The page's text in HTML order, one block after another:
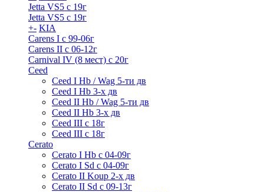
Jetta VS5 с 19г
Jetta VS5 с 19г
+- KIA
Carens I c 99-06г
Carens II c 06-12г
Carnival IV (8 мест) с 20г
Ceed
Ceed I Hb / Wag 5-ти дв
Ceed I Hb 3-х дв
Ceed II Hb / Wag 5-ти дв
Ceed II Hb 3-х дв
Ceed III с 18г
Ceed III с 18г
Cerato
Cerato I Hb с 04-09г
Cerato I Sd с 04-09г
Cerato II Koup 2-х дв
Cerato II Sd c 09-13г